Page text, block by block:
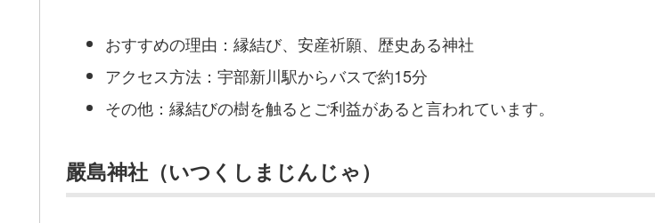
おすすめの理由：縁結び、安産祈願、歴史ある神社
アクセス方法：宇部新川駅からバスで約15分
その他：縁結びの樹を触るとご利益があると言われています。
嚴島神社（いつくしまじんじゃ）